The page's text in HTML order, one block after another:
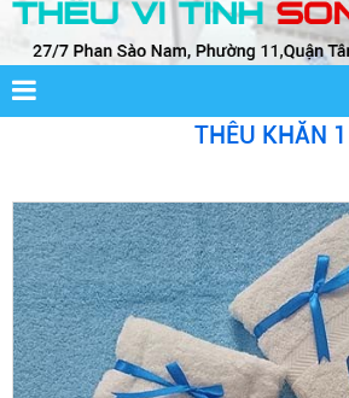
THÊU KHĂN 1
THÊU KHĂN 4